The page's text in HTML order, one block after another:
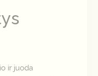
ir juoda